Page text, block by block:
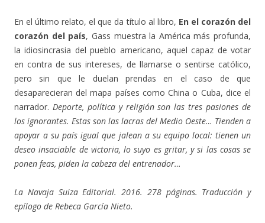
En el último relato, el que da título al libro, En el corazón del
corazón del país, Gass muestra la América más profunda,
la idiosincrasia del pueblo americano, aquel capaz de votar
en contra de sus intereses, de llamarse o sentirse católico,
pero sin que le duelan prendas en el caso de que
desaparecieran del mapa países como China o Cuba, dice el
narrador. Deporte, política y religión son las tres pasiones de
los ignorantes. Estas son las lacras del Medio Oeste… Tienden a
apoyar a su país igual que jalean a su equipo local: tienen un
deseo insaciable de victoria, lo suyo es gritar, y si las cosas se
ponen feas, piden la cabeza del entrenador…
La Navaja Suiza Editorial. 2016. 278 páginas. Traducción y
epílogo de Rebeca García Nieto.